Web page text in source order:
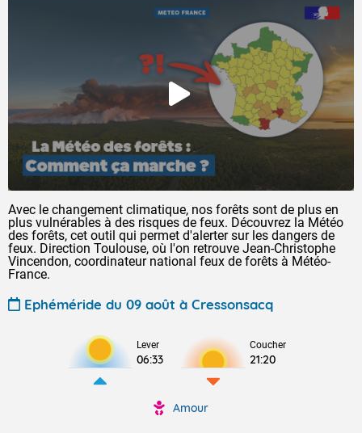
Avec le changement climatique, nos forêts sont de plus en
plus vulnérables à des risques de feux. Découvrez la Météo
des forêts, cet outil qui permet d'alerter sur les dangers de
feux. Direction Toulouse, où l'on retrouve Jean-Christophe
Vincendon, coordinateur national feux de forêts à Météo-
France.
Ephéméride du 09 août à Cressonsacq
Lever
06:33
Coucher
21:20
Amour